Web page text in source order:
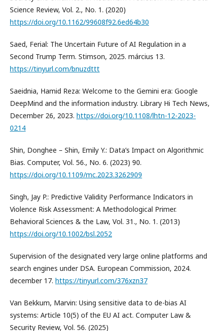
Science Review, Vol. 2., No. 1. (2020)
https://doi.org/10.1162/99608f92.6ed64b30
Saed, Ferial: The Uncertain Future of AI Regulation in a
Second Trump Term. Stimson, 2025. március 13.
https://tinyurl.com/bnuzdttt
Saeidnia, Hamid Reza: Welcome to the Gemini era: Google
DeepMind and the information industry. Library Hi Tech News,
December 26, 2023. https://doi.org/10.1108/lhtn-12-2023-
0214
Shin, Donghee – Shin, Emily Y.: Data’s Impact on Algorithmic
Bias. Computer, Vol. 56., No. 6. (2023) 90.
https://doi.org/10.1109/mc.2023.3262909
Singh, Jay P.: Predictive Validity Performance Indicators in
Violence Risk Assessment: A Methodological Primer.
Behavioral Sciences & the Law, Vol. 31., No. 1. (2013)
https://doi.org/10.1002/bsl.2052
Supervision of the designated very large online platforms and
search engines under DSA. European Commission, 2024.
december 17. https://tinyurl.com/376xzn37
Van Bekkum, Marvin: Using sensitive data to de-bias AI
systems: Article 10(5) of the EU AI act. Computer Law &
Security Review, Vol. 56. (2025)